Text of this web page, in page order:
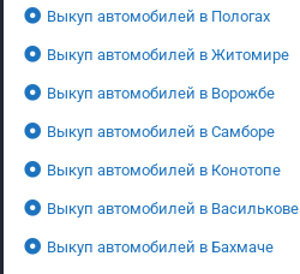
Выкуп автомобилей в Пологах
Выкуп автомобилей в Житомире
Выкуп автомобилей в Ворожбе
Выкуп автомобилей в Самборе
Выкуп автомобилей в Конотопе
Выкуп автомобилей в Василькове
Выкуп автомобилей в Бахмаче